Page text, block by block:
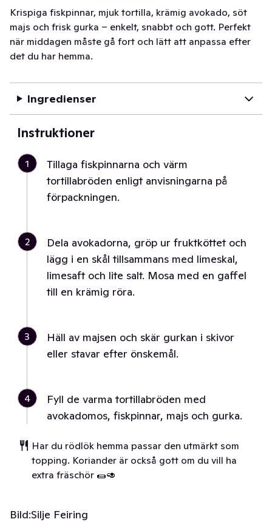
Krispiga fiskpinnar, mjuk tortilla, krämig avokado, söt
majs och frisk gurka – enkelt, snabbt och gott. Perfekt
när middagen måste gå fort och lätt att anpassa efter
det du har hemma.
Ingredienser
Instruktioner
1
Tillaga fiskpinnarna och värm
tortillabröden enligt anvisningarna på
förpackningen.
2
Dela avokadorna, gröp ur fruktköttet och
lägg i en skål tillsammans med limeskal,
limesaft och lite salt. Mosa med en gaffel
till en krämig röra.
3
Häll av majsen och skär gurkan i skivor
eller stavar efter önskemål.
4
Fyll de varma tortillabröden med
avokadomos, fiskpinnar, majs och gurka.
Har du rödlök hemma passar den utmärkt som
topping. Koriander är också gott om du vill ha
extra fräschör 🌯🥑
Bild:Silje Feiring